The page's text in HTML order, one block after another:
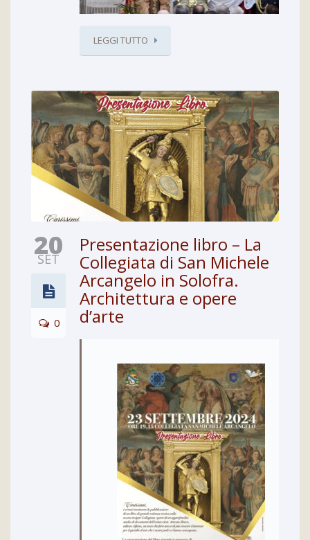
LEGGI TUTTO
20
SET
0
Presentazione libro – La
Collegiata di San Michele
Arcangelo in Solofra.
Architettura e opere
d’arte